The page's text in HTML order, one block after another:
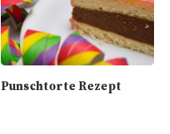
Punschtorte Rezept